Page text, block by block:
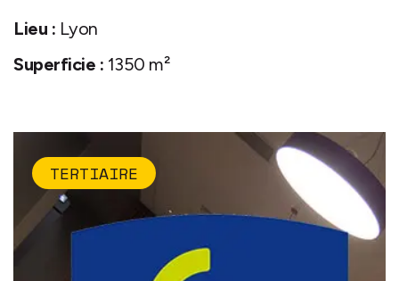
Lieu : Lyon
Superficie : 1350 m²
TERTIAIRE